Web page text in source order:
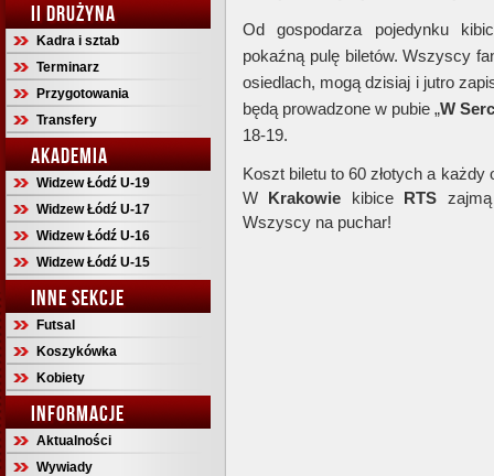
II DRUŻYNA
Kadra i sztab
Terminarz
Przygotowania
Transfery
AKADEMIA
Widzew Łódź U-19
Widzew Łódź U-17
Widzew Łódź U-16
Widzew Łódź U-15
INNE SEKCJE
Futsal
Koszykówka
Kobiety
INFORMACJE
Aktualności
Wywiady
Od gospodarza pojedynku
pokaźną pulę biletów. Wszyscy
osiedlach, mogą dzisiaj i jutro
będą prowadzone w pubie „W
18-19.
Koszt biletu to 60 złotych a
W Krakowie kibice RTS
Wszyscy na puchar!